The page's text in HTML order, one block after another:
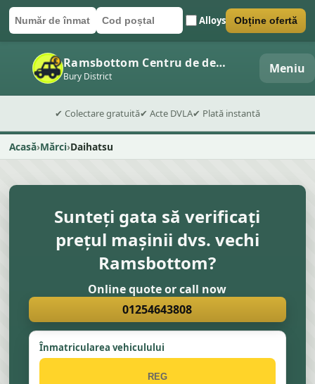
Număr de înmatriculare
Cod poștal Alloys
Trimite formularul Obține ofertă
Ramsbottom Centru de dezmembrări auto
Bury District Meniu
✔ Colectare gratuită✔ Acte DVLA✔ Plată instantă
Acasă Mărci Daihatsu
Sunteți gata să verificați
prețul mașinii dvs. vechi
Ramsbottom?
Online quote or call now
01254643808
Înmatricularea vehiculului